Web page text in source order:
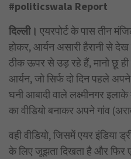
#politicswala Report
दिल्ली। एयरपोर्ट के पास तीन
होकर, आर्यन असारी हैरानी से
ठीक ऊपर से उड़ रहे हैं, मानो छू
आर्यन, जो सिर्फ दो दिन पहले
घनी आबादी वाले लक्ष्मीनगर
का वीडियो बनाकर अपने गांव
वही वीडियो, जिसमें एयर इंडिया
के लिए जूझता दिखता है और फिर